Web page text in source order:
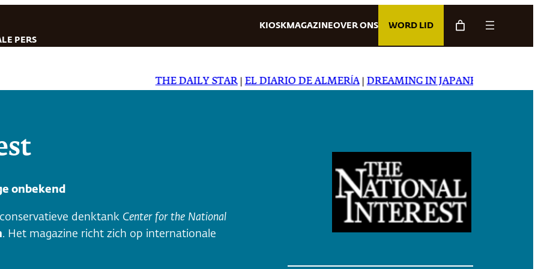
PERS
KIOSK MAGAZINEOVER ONS WORD LID
THE DAILY STAR|EL DIARIO DE ALMERÍA|DREAMING IN JAPANESE|CARTA
onbekend
denktank Center for the National
. Het magazine richt zich op internationale